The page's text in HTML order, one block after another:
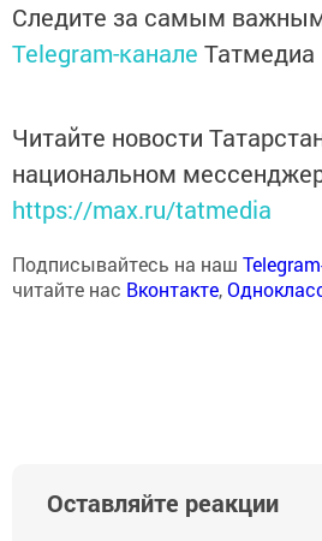
Следите за самым
Telegram-канале Татмедиа
Читайте новости
национальном
https://max.ru/tatmedia
Подписывайтесь на наш
читайте нас Вконтакте,
Оставляйте реакции